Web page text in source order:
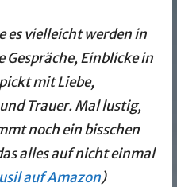
es vielleicht werden in
Einblicke in
mit Liebe,
Trauer. Mal lustig,
noch ein bisschen
alles auf nicht einmal
auf Amazon)